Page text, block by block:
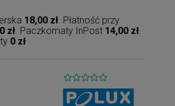
18,00 zł. Płatność przy
zł. Paczkomaty InPost 14,00 zł.
0 zł